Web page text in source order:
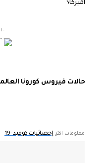
أميركا؟
-
حالات فيروس كورونا
معلومات اكثر: إحصائيات كوفيد -19